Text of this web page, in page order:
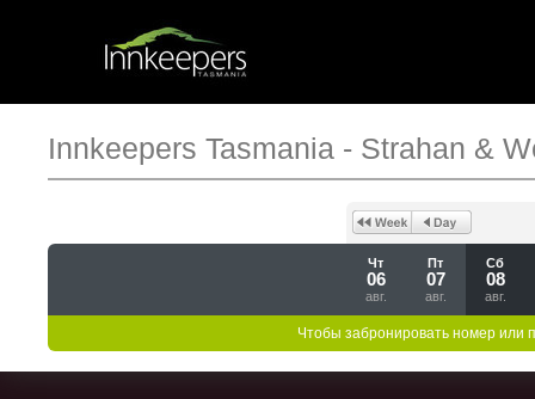
Innkeepers Tasmania - Strahan &
Чт
06
авг.
Пт
07
авг.
Сб
08
авг.
Чтобы забронировать номер